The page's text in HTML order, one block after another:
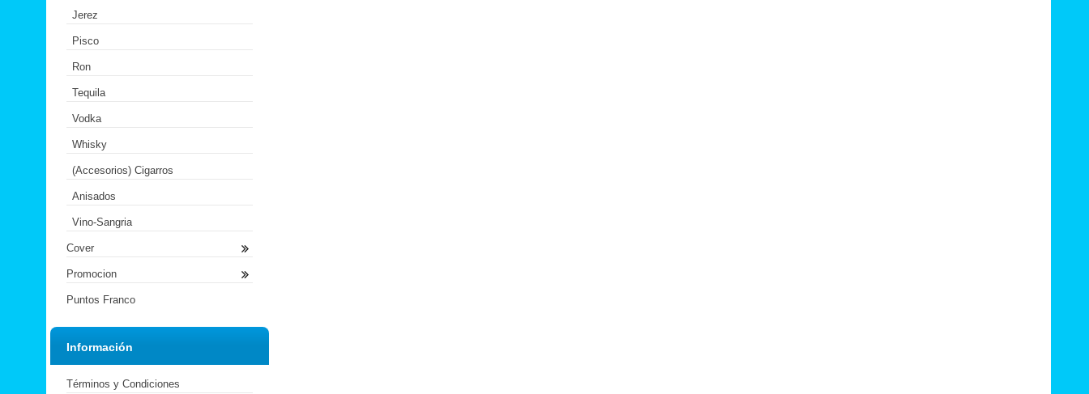
Jerez
Pisco
Ron
Tequila
Vodka
Whisky
(Accesorios) Cigarros
Anisados
Vino-Sangria
Cover
Promocion
Puntos Franco
Información
Términos y Condiciones